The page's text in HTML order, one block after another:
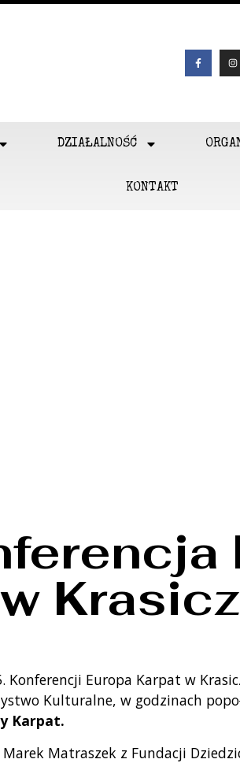
DZIAŁALNOŚĆ
KONTAKT
Konferencji Europa Karpat w
Kulturalne, w godzinach
Karpat.
Matraszek z Fundacji